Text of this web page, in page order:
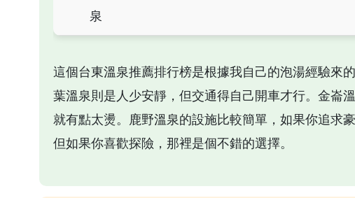
泉
這個台東溫泉推薦排行榜是根據我自己的泡湯經驗來
葉溫泉則是人少安靜，但交通得自己開車才行。金崙
就有點太燙。鹿野溫泉的設施比較簡單，如果你追求
但如果你喜歡探險，那裡是個不錯的選擇。